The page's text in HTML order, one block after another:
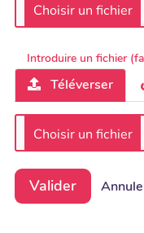
Introduire un fichier
Téléverser
Valider